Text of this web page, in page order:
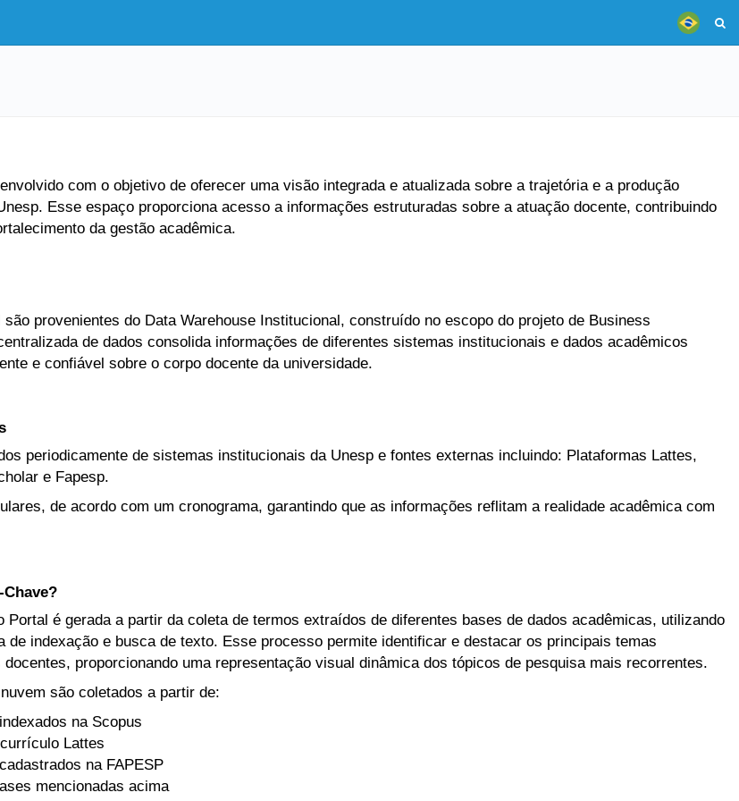
com o objetivo de oferecer uma visão integrada e atualizada sobre a trajetória e a produção
Esse espaço proporciona acesso a informações estruturadas sobre a atuação docente, contribuindo
da gestão acadêmica.
provenientes do Data Warehouse Institucional, construído no escopo do projeto de Business
de dados consolida informações de diferentes sistemas institucionais e dados acadêmicos
e confiável sobre o corpo docente da universidade.
periodicamente de sistemas institucionais da Unesp e fontes externas incluindo: Plataformas Lattes,
e Fapesp.
de acordo com um cronograma, garantindo que as informações reflitam a realidade acadêmica com
Portal é gerada a partir da coleta de termos extraídos de diferentes bases de dados acadêmicas, utilizando
de indexação e busca de texto. Esse processo permite identificar e destacar os principais temas
proporcionando uma representação visual dinâmica dos tópicos de pesquisa mais recorrentes.
são coletados a partir de:
na Scopus
Lattes
na FAPESP
mencionadas acima